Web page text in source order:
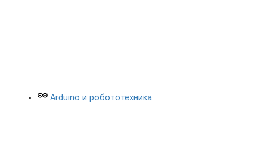
Arduino и робототехника